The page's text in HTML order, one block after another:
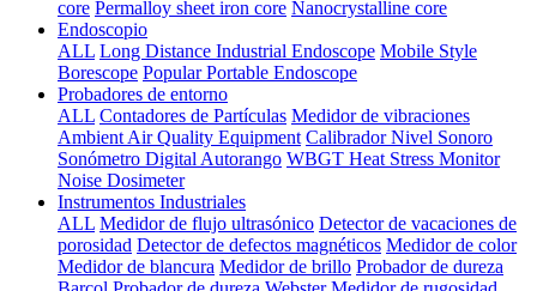
core Permalloy sheet iron core Nanocrystalline core
Endoscopio
ALL Long Distance Industrial Endoscope Mobile Style
Borescope Popular Portable Endoscope
Probadores de entorno
ALL Contadores de Partículas Medidor de vibraciones
Ambient Air Quality Equipment Calibrador Nivel Sonoro
Sonómetro Digital Autorango WBGT Heat Stress Monitor
Noise Dosimeter
Instrumentos Industriales
ALL Medidor de flujo ultrasónico Detector de vacaciones de
porosidad Detector de defectos magnéticos Medidor de color
Medidor de blancura Medidor de brillo Probador de dureza